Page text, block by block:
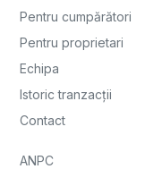
Pentru cumpărători
Pentru proprietari
Echipa
Istoric tranzacții
Contact
ANPC